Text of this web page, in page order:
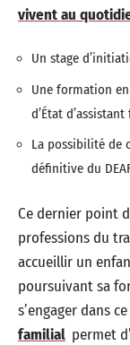
vivent au
Un stage
Une formation
d’État
La possibilité de
définitive du
Ce dernier point
professions du
accueillir un
poursuivant sa
s’engager dans
familial permet